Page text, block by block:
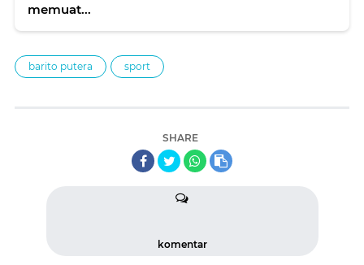
memuat...
barito putera sport
SHARE
komentar